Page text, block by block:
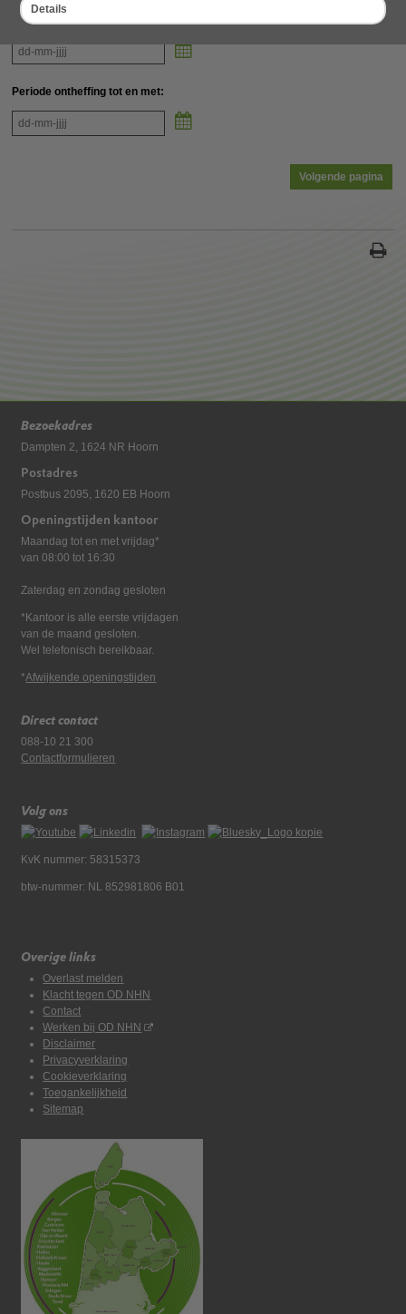
Details
Periode ontheffing vanaf:
Periode ontheffing tot en met:
Bezoekadres
Dampten 2, 1624 NR Hoorn
Postadres
Postbus 2095, 1620 EB Hoorn
Openingstijden kantoor
Maandag tot en met vrijdag*
van 08:00 tot 16:30
Zaterdag en zondag gesloten
*Kantoor is alle eerste vrijdagen
van de maand gesloten.
Wel telefonisch bereikbaar.
*Afwijkende openingstijden
Direct contact
088-10 21 300
Contactformulieren
Volg ons
KvK nummer: 58315373
btw-nummer: NL 852981806 B01
Overige links
Overlast melden
Klacht tegen OD NHN
Contact
Werken bij OD NHN
Disclaimer
Privacyverklaring
Cookieverklaring
Toegankelijkheid
Sitemap